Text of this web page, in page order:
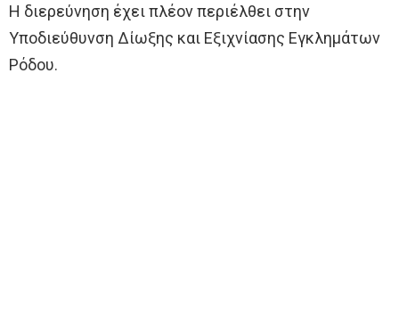
Η διερεύνηση έχει πλέον περιέλθει στην
Υποδιεύθυνση Δίωξης και Εξιχνίασης Εγκλημάτων
Ρόδου.